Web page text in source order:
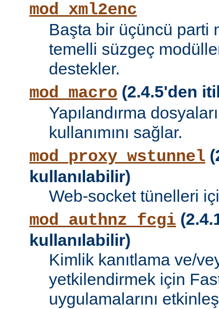
mod_xml2enc
Başta bir üçüncü parti
temelli süzgeç
destekler.
mod_macro (2.4.5'den
Yapılandırma
kullanımını sağlar.
mod_proxy_wstunnel
kullanılabilir)
Web-socket tünelleri
mod_authnz_fcgi
kullanılabilir)
Kimlik kanıtlama ve/
yetkilendirmek için
uygulamalarını